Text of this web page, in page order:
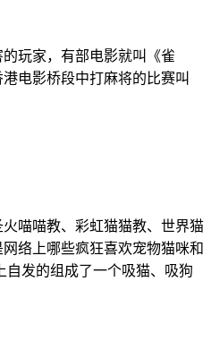
玩家，有部电影就叫《雀
电影桥段中打麻将的比赛叫
喵喵教、彩虹猫猫教、世界猫
络上哪些疯狂喜欢宠物猫咪和
自发的组成了一个吸猫、吸狗